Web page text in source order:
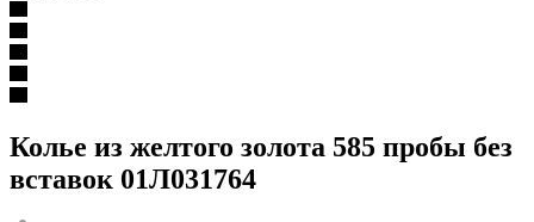
Колье из желтого золота 585 пробы без
вставок 01Л031764